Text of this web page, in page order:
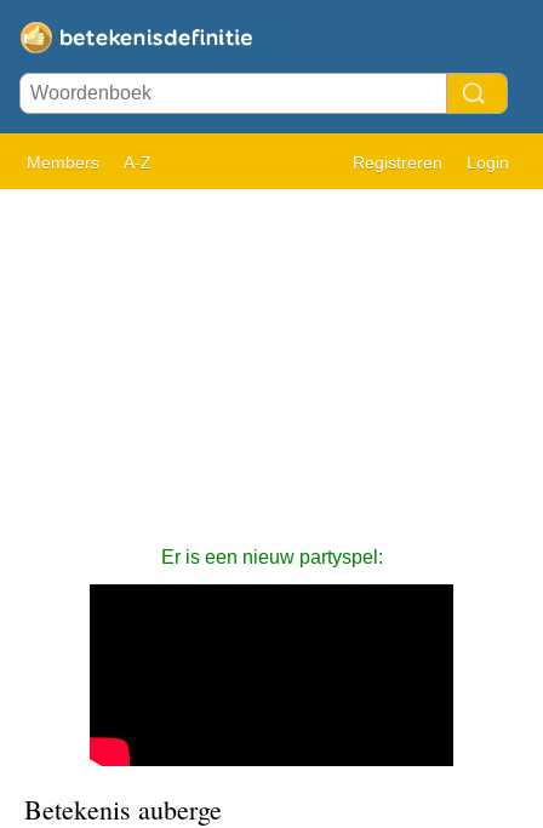
Members A-Z Registreren Login
Er is een nieuw partyspel:
Betekenis auberge